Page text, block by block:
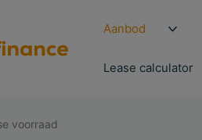
Aanbod
Lease calculator
voorraad